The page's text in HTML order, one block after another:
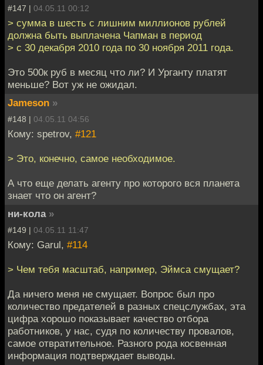
#147 | 04.05.11 00:12
> сумма в шесть с лишним миллионов рублей
должна быть выплачена Чапман в период
> с 30 декабря 2010 года по 30 ноября 2011 года.
Это 500к руб в месяц что ли? И Урганту платят
меньше? Вот уж не ожидал.
Jameson »
#148 | 04.05.11 04:56
Кому: spetrov, #121
> Это, конечно, самое необходимое.
А что еще делать агенту про которого вся планета
знает что он агент?
ни-кола »
#149 | 04.05.11 11:47
Кому: Garul, #114
> Чем тебя масштаб, например, Эймса смущает?
Да ничего меня не смущает. Вопрос был про
количество предателей в разных спецслужбах, эта
цифра хорошо показывает качество отбора
работников, у нас, судя по количеству провалов,
самое отвратительное. Разного рода косвенная
информация подтверждает выводы.